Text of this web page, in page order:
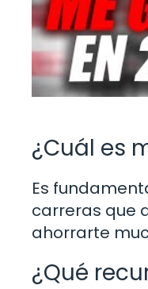
¿Cuál es
Es
carreras que
ahorrarte
¿Qué